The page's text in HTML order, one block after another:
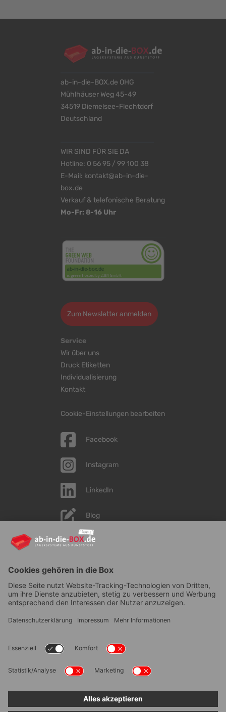
ab-in-die-BOX.de OHG
Mühlhäuser Weg 45-49
34519 Diemelsee-Flechtdorf
Deutschland
WIR SIND FÜR SIE DA
Hotline: 0 56 95 / 99 100 38
E-Mail: kontakt@ab-in-die-
box.de
Verkauf & telefonische Beratung
Mo-Fr: 8-16 Uhr
Zum Newsletter anmelden
Service
Wir über uns
Druck Etiketten
Individualisierung
Kontakt
Cookie-Einstellungen bearbeiten
Facebook
Instagram
LinkedIn
Blog
YouTube
Bestellvorgang|Impressum|Information zur
Barrierefreiheit